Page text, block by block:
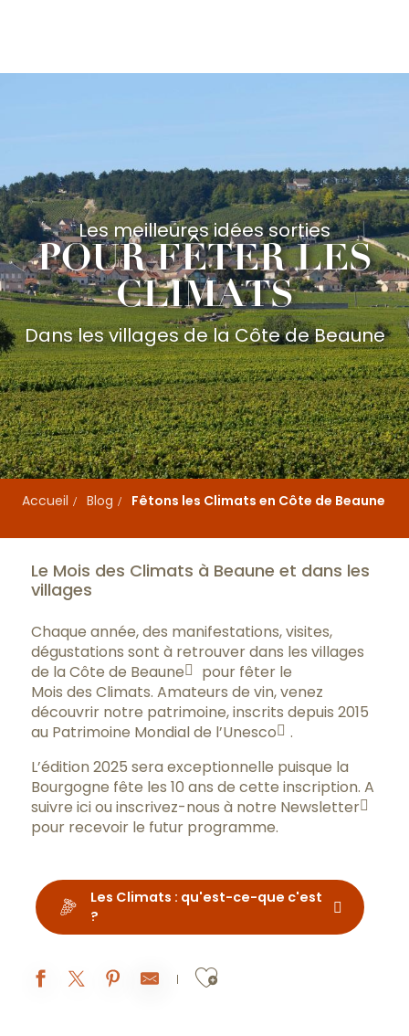
principal
Les meilleures idées sorties
POUR FÊTER LES
CLIMATS
Dans les villages de la Côte de Beaune
Accueil Blog Fêtons les Climats en Côte de Beaune
Le Mois des Climats à Beaune et dans les
villages
Chaque année, des manifestations, visites,
dégustations sont à retrouver dans les villages
de la Côte de Beaune
pour fêter le
Mois des Climats. Amateurs de vin, venez
découvrir notre patrimoine, inscrits depuis 2015
au Patrimoine Mondial de l’Unesco
.
L’édition 2025 sera exceptionnelle puisque la
Bourgogne fête les 10 ans de cette inscription. A
suivre ici ou inscrivez-nous à notre Newsletter
pour recevoir le futur programme.
Les Climats : qu'est-ce-que c'est
?
Ajouter aux